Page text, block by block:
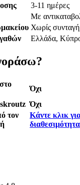
3-11 ημέρες
Με
Χωρίς συνταγή
Ελλάδα,
Όχι
skroutz Όχι
τον
Κάντε κλικ
διαθεσιμότητα